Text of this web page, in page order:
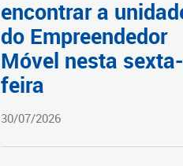
encontrar a
do Empreendedor
Móvel nesta sexta-
feira
30/07/2026